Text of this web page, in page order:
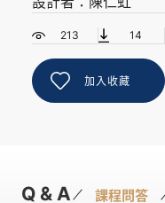
213 14
加入收藏
Q & A 課程問答